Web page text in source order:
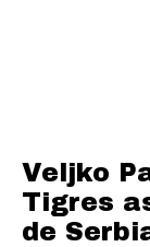
Veljko
Tigres
de